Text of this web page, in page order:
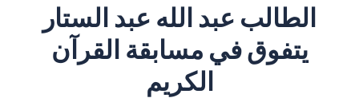
الطالب عبد الله عبد الستار
يتفوق في مسابقة القرآن
الكريم